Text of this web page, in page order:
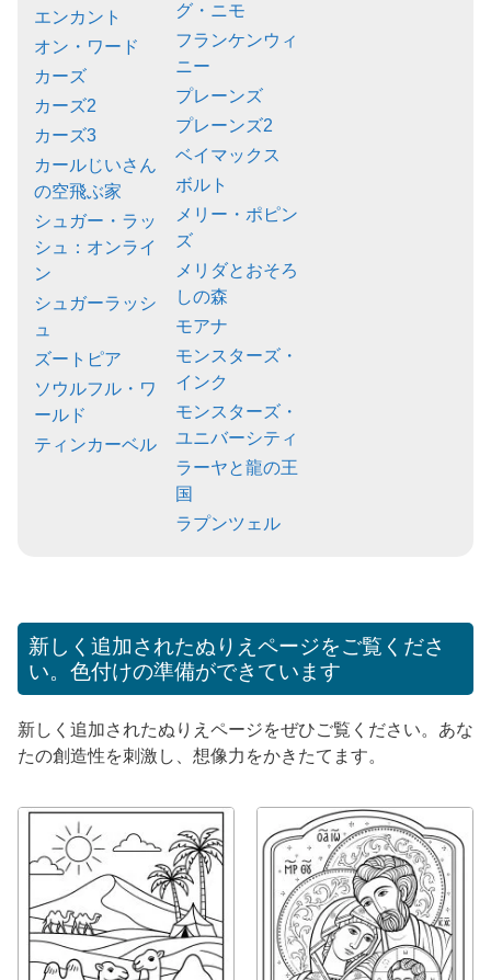
エンカント
オン・ワード
カーズ
カーズ2
カーズ3
カールじいさん
の空飛ぶ家
シュガー・ラッ
シュ：オンライ
ン
シュガーラッシ
ュ
ズートピア
ソウルフル・ワ
ールド
ティンカーベル
グ・ニモ
フランケンウィ
ニー
プレーンズ
プレーンズ2
ベイマックス
ボルト
メリー・ポピン
ズ
メリダとおそろ
しの森
モアナ
モンスターズ・
インク
モンスターズ・
ユニバーシティ
ラーヤと龍の王
国
ラプンツェル
新しく追加されたぬりえページをご覧くださ
い。色付けの準備ができています
新しく追加されたぬりえページをぜひご覧ください。あな
たの創造性を刺激し、想像力をかきたてます。